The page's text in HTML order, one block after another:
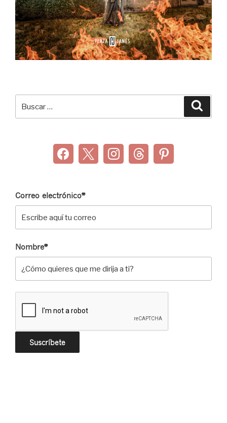
por:
Correo electrónico*
Nombre*